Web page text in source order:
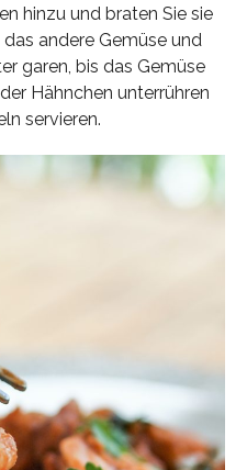
hinzu und braten Sie sie
andere Gemüse und
garen, bis das Gemüse
Hähnchen unterrühren
servieren.